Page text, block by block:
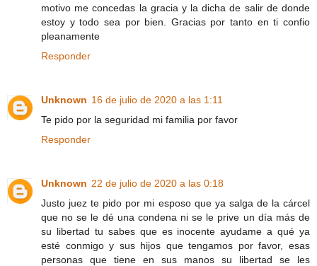
motivo me concedas la gracia y la dicha de salir de donde
estoy y todo sea por bien. Gracias por tanto en ti confio
pleanamente
Responder
Unknown 16 de julio de 2020 a las 1:11
Te pido por la seguridad mi familia por favor
Responder
Unknown 22 de julio de 2020 a las 0:18
Justo juez te pido por mi esposo que ya salga de la cárcel
que no se le dé una condena ni se le prive un día más de
su libertad tu sabes que es inocente ayudame a qué ya
esté conmigo y sus hijos que tengamos por favor, esas
personas que tiene en sus manos su libertad se les